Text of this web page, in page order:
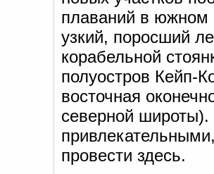
плаваний в южном
узкий, поросший
корабельной
полуостров Кейп-
восточная
северной широты).
провести здесь.